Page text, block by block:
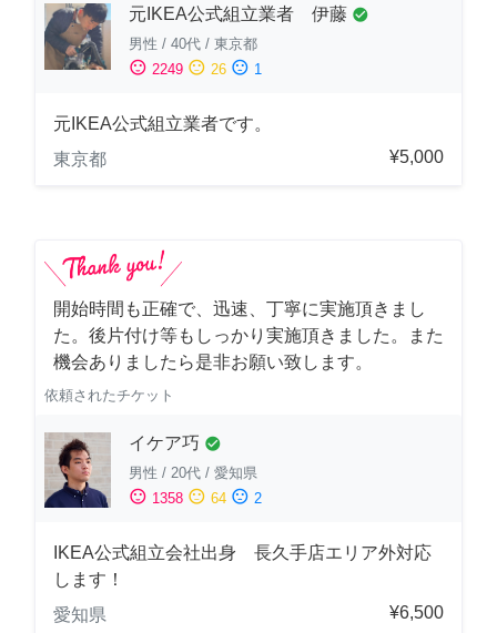
元IKEA公式組立業者 伊藤 check_circle
男性 / 40代 / 東京都
sentiment_satisfied 2249 sentiment_neutral 26 sentiment_dissatisfied 1
元IKEA公式組立業者です。
東京都
¥5,000
開始時間も正確で、迅速、丁寧に実施頂きまし
た。後片付け等もしっかり実施頂きました。また
機会ありましたら是非お願い致します。
依頼されたチケット
イケア巧 check_circle
男性 / 20代 / 愛知県
sentiment_satisfied 1358 sentiment_neutral 64 sentiment_dissatisfied 2
IKEA公式組立会社出身 長久手店エリア外対応
します！
愛知県
¥6,500